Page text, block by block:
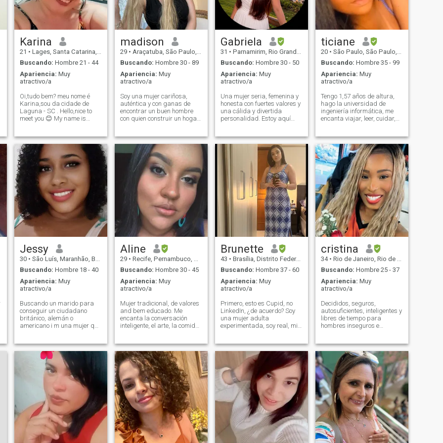
Karina
21 • Lages, Santa Catarina, Brasil
Buscando: Hombre 21 - 44
Apariencia: Muy
atractivo/a
Oi,tudo bem? meu nome é
Karina,sou da cidade de
Laguna - SC . Hello,nice to
meet you 😊 My name is
study cultures and
languages and my dream is
to be a elementary teacher,to
have kids and fam
madison
29 • Araçatuba, São Paulo, Brasil
Buscando: Hombre 30 - 89
Apariencia: Muy
atractivo/a
Soy una mujer cariñosa,
auténtica y con ganas de
encontrar un buen hombre
con quien construir un hogar
conexión real, alguien que
tenga metas claras y quiera
compartir la vida en equipo.
Me encanta disfrutar de los
pequeños momentos, una
buena conversación y crear
recuerdos especiales. Si eres
un hombre honesto, con buen
corazón y listo para algo
Gabriela
31 • Parnamirim, Rio Grande do Norte, Brasil
Buscando: Hombre 30 - 50
Apariencia: Muy
atractivo/a
Una mujer seria, femenina y
honesta con fuertes valores y
una cálida y divertida
personalidad. Estoy aquí
familia y la construcción de
algo significativo juntos
posiblemente el matrimonio.
Sé lo que valgo y estoy
abierta a conocer a un
hombre que también lo
haga.
ticiane
20 • São Paulo, São Paulo, Brasil
Buscando: Hombre 35 - 99
Apariencia: Muy
atractivo/a
Tengo 1,57 años de altura,
hago la universidad de
ingeniería informática, me
encanta viajar, leer, cuidar,
dulce, me gusta hablar,
estoy decidida, dedicada,
Inteligente Me considero una
mujer dulce, educada,
elegante, amable con la
postura, leal, inteligente y con
una mente ambiciosa, soy
única, me encanta
sorprenderme, mimarme,
soy cariñosa, hermoso,
honesto, comunicativo, culto,
equilibrado, interesante e
interesada en conocer mi
mundo, tener momentos
increíbles, aprender nuevas
culturas, estoy muy bien
resuelto! my
Jessy
30 • São Luís, Maranhão, Brasil
Buscando: Hombre 18 - 40
Apariencia: Muy
atractivo/a
Buscando un marido para
conseguir un ciudadano
británico, alemán o
americano i m una mujer que
alguien especial. Estoy
orientado a la familia y
aprecio la vida en familia
Busco una pareja que
comparta el sueño de
construir una familia, con
planes para casarse e hijos.
Se valor compromisso e a
ideia de ​​building um futuro,
penso que podemos ser a
perfect match. Look: Solo
puedo ver tu mensage si
pagas este sitio.
Aline
29 • Recife, Pernambuco, Brasil
Buscando: Hombre 30 - 45
Apariencia: Muy
atractivo/a
Mujer tradicional, de valores ​​
and bem educado. Me
encanta la conversación
inteligente, el arte, la comida,
adventures y feel comfortable
em almoço de evento ou
situa. Puedo saltar de un
restaurante con 3 estrellas
Michelin directamente a una
caminata, un entrenamiento
de peso pesado o un vuelo a
cualquier lugar, siempre y
cuando pueda llevar mis
libros en mi maleta. enhum
trabalho e Soy
independiente, más\ que
quando o que se quando o
Brunette
43 • Brasília, Distrito Federal, Brasil
Buscando: Hombre 37 - 60
Apariencia: Muy
atractivo/a
Primero, esto es Cupid, no
LinkedIn, ¿de acuerdo? Soy
una mujer adulta
experimentada, soy real, mis
relación seria y una vida
ligera y tranquila! Please
don't put in your profile you
talk in Spanish, just cause
you know Hola, gracias Si no
tienes tiempo para hablar,
no tienes el tiempo para tener
una relación 😜 Eres el que
modifica tu entorno. Había
un granjero que cultivaba
maíz de excelente calidad.
Cada año gané el premio al
mejor maíz cultivado. Un
cristina
34 • Rio de Janeiro, Rio de Janeiro, Brasil
Buscando: Hombre 25 - 37
Apariencia: Muy
atractivo/a
Decididos, seguros,
autosuficientes, inteligentes y
libres de tiempo para
hombres inseguros e
independiente. Me encanta
viajar y vivir la vida al
máximo, me gusta cuidarme
y ser siempre hermosa,
mantengo mi cuerpo y mente
siempre activos. Mi mayor
adjetivo es la sonrisa y el
encanto que se mueven a
través de mi confianza.